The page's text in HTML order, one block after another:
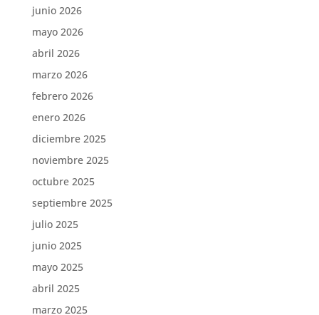
junio 2026
mayo 2026
abril 2026
marzo 2026
febrero 2026
enero 2026
diciembre 2025
noviembre 2025
octubre 2025
septiembre 2025
julio 2025
junio 2025
mayo 2025
abril 2025
marzo 2025